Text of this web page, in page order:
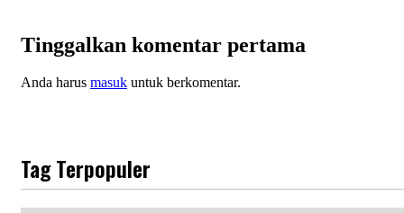
Tinggalkan komentar pertama
Anda harus masuk untuk berkomentar.
Tag Terpopuler